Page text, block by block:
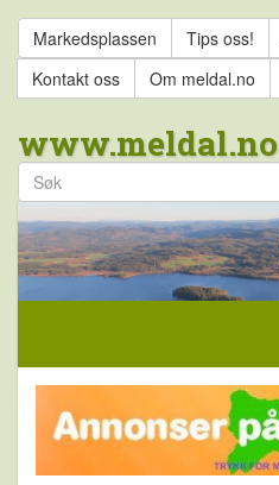
Markedsplassen Tips oss!
Kontakt oss
Om meldal.no
www.meldal.no